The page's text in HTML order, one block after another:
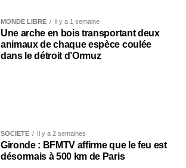
MONDE LIBRE Il y a 1 semaine
Une arche en bois transportant deux
animaux de chaque espèce coulée
dans le détroit d’Ormuz
SOCIÉTÉ Il y a 2 semaines
Gironde : BFMTV affirme que le feu est
désormais à 500 km de Paris